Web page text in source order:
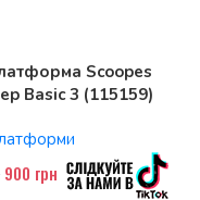
Scoopes
Basic 3 (115159)
900 грн